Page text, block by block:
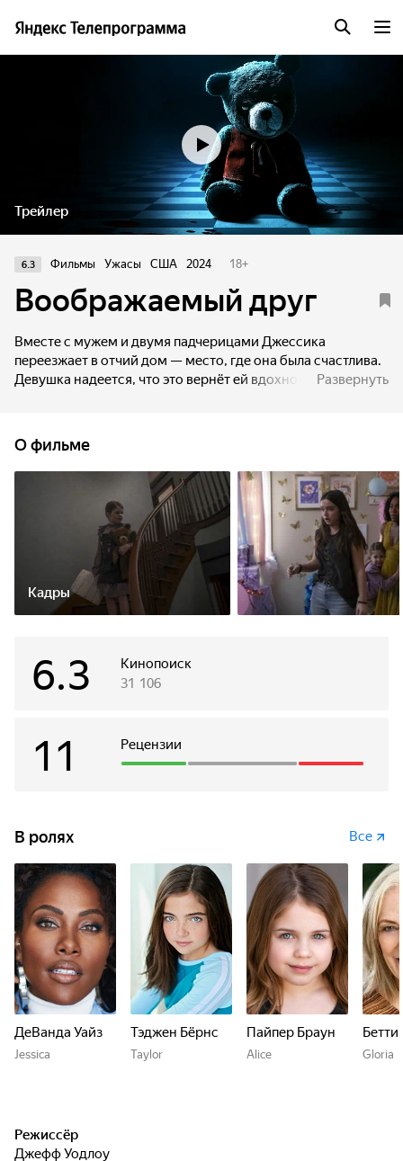
Трейлер
6.3 Фильмы Ужасы США 2024 18+
Воображаемый друг
Вместе с мужем и двумя падчерицами Джессика
переезжает в отчий дом — место, где она была счастлива.
Девушка надеется, что это вернёт ей вдохновение
было диагностировано психическое заболевание.
Младшенькая находит в подвале плюшевого медвежонка
и теперь целыми днями играет с ним в игры, как вскоре
выяснится, далеко не безобидные.
Развернуть
О фильме
Кадры
Кинопоиск
6.3 31 106
Рецензии
11
В ролях Все
ДеВанда Уайз
Jessica
Тэджен Бёрнс
Taylor
Пайпер Браун
Alice
Бетти
Gloria
Режиссёр
Джефф Уодлоу